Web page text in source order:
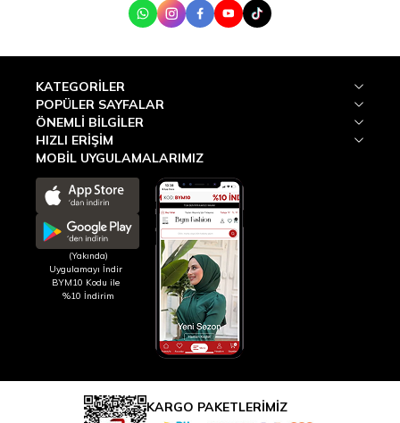
WhatsApp
InstagramFacebook
YoutubeTik Tok
KATEGORILER
POPÜLER SAYFALAR
ÖNEMLI BILGILER
HIZLI ERIŞIM
MOBİL UYGULAMALARIMIZ
(Yakında)
Uygulamayı İndir
BYM10 Kodu ile
%10 İndirim
KARGO PAKETLERİMİZ